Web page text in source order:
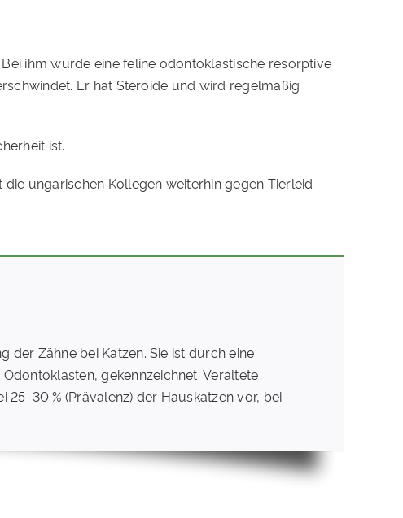
ihm wurde eine feline odontoklastische resorptive
Er hat Steroide und wird regelmäßig
ist.
ungarischen Kollegen weiterhin gegen Tierleid
der Zähne bei Katzen. Sie ist durch eine
gekennzeichnet. Veraltete
% (Prävalenz) der Hauskatzen vor, bei